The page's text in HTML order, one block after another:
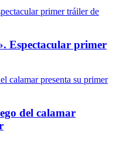
Espectacular primer
del calamar